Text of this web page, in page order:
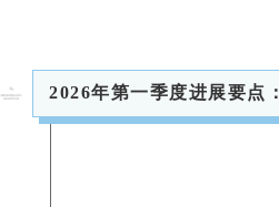
2026年第一季度进展要点：